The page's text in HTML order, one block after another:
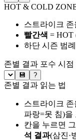
HOT & COLD
스트라이크 존
빨간색 = HOT
하단 시즌 범
존별 결과 포수 시점
💾 ?
존별 결과 읽는 법
스트라이크 존
파랑=못 침)을
칸을 누르면
석 결과(삼진·